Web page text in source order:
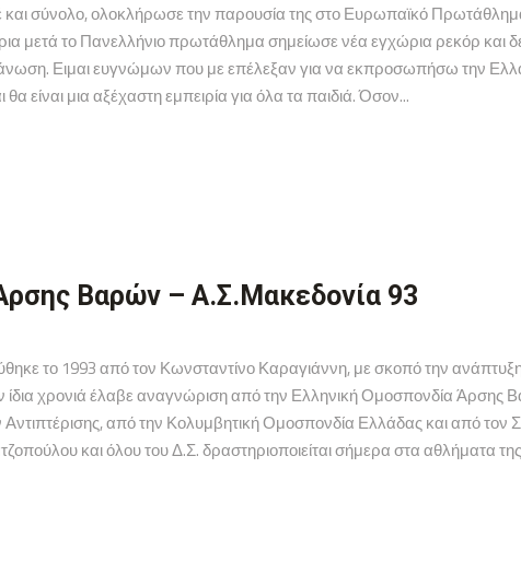
και σύνολο, ολοκλήρωσε την παρουσία της στο Ευρωπαϊκό
το Πανελλήνιο πρωτάθλημα σημείωσε νέα εγχώρια ρεκόρ και
Ειμαι ευγνώμων που με επέλεξαν για να εκπροσωπήσω την
είναι μια αξέχαστη εμπειρία για όλα τα παιδιά. Όσον...
Βαρών – Α.Σ.Μακεδονία 93
το 1993 από τον Κωνσταντίνο Καραγιάννη, με σκοπό την ανάπτυξη
χρονιά έλαβε αναγνώριση από την Ελληνική Ομοσπονδία Άρσης
από την Κολυμβητική Ομοσπονδία Ελλάδας και από
και όλου του Δ.Σ. δραστηριοποιείται σήμερα στα αθλήματα